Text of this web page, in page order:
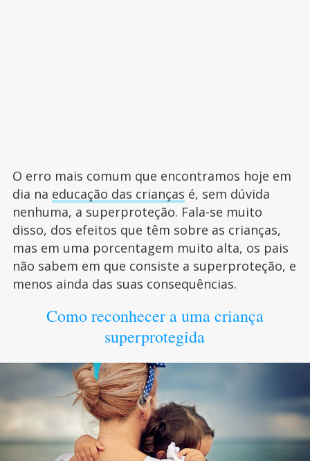
O erro mais comum que encontramos hoje em
dia na educação das crianças é, sem dúvida
nenhuma, a superproteção. Fala-se muito
disso, dos efeitos que têm sobre as crianças,
mas em uma porcentagem muito alta, os pais
não sabem em que consiste a superproteção, e
menos ainda das suas consequências.
Como reconhecer a uma criança
superprotegida